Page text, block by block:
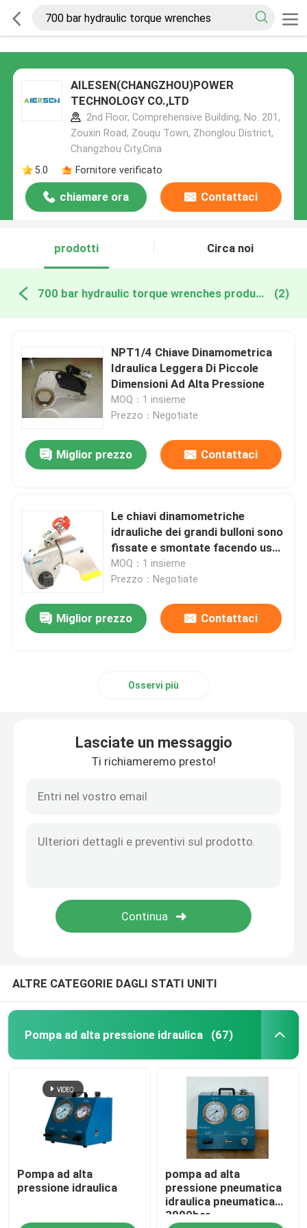
AILESEN(CHANGZHOU)POWER
TECHNOLOGY CO.,LTD
2nd Floor, Comprehensive Building, No. 201,
Zouxin Road, Zouqu Town, Zhonglou District,
Changzhou City,Cina
5.0
Fornitore verificato
chiamare ora Contattaci
prodotti Circa noi
700 bar hydraulic torque wrenches produzione online (2)
NPT1/4 Chiave Dinamometrica
Idraulica Leggera Di Piccole
Dimensioni Ad Alta Pressione
MOQ：1 insieme
Prezzo：Negotiate
Miglior prezzo Contattaci
Le chiavi dinamometriche
idrauliche dei grandi bulloni sono
fissate e smontate facendo uso
del peso leggero di alluminio
MOQ：1 insieme
Prezzo：Negotiate
Miglior prezzo Contattaci
Osservi più
Lasciate un messaggio
Ti richiameremo presto!
ALTRE CATEGORIE DAGLI STATI UNITI
Pompa ad alta pressione idraulica (67)
Pompa ad alta
pressione idraulica
pompa ad alta
pressione pneumatica
idraulica pneumatica
3000bar